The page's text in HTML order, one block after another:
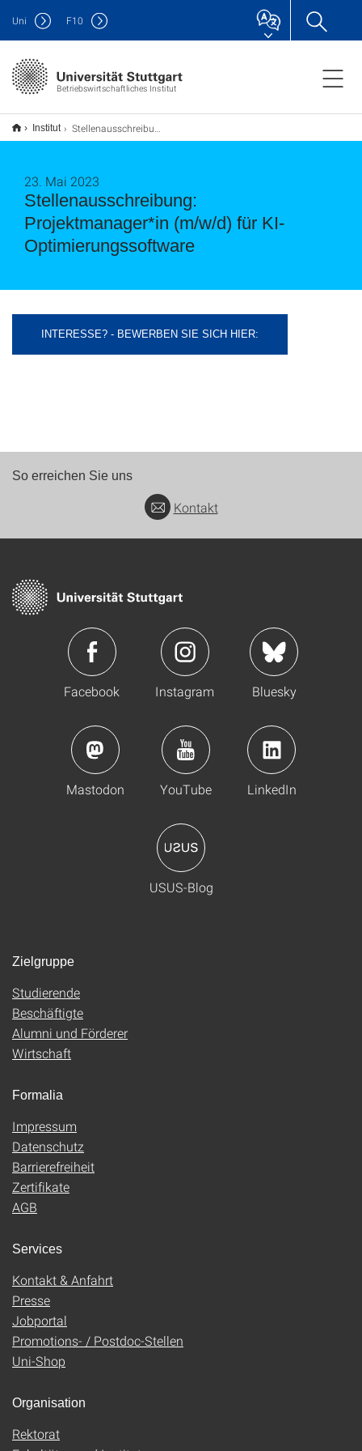
Betriebswirtschaftliches Institut
Uni F10
Institut Stellenausschreibung: Projektmanager*in (m/w/d) für KI-Optimierungssoftware
Stellenausschreibung:
Projektmanager*in (m/w/d) für KI-
Optimierungssoftware
23. Mai 2023
INTERESSE? - BEWERBEN SIE SICH HIER:
So erreichen Sie uns
Kontakt
Facebook Instagram Bluesky
Mastodon YouTube LinkedIn
USUS-Blog
Zielgruppe
Studierende
Beschäftigte
Alumni und Förderer
Wirtschaft
Formalia
Impressum
Datenschutz
Barrierefreiheit
Zertifikate
AGB
Services
Kontakt & Anfahrt
Presse
Jobportal
Promotions- / Postdoc-Stellen
Uni-Shop
Organisation
Rektorat